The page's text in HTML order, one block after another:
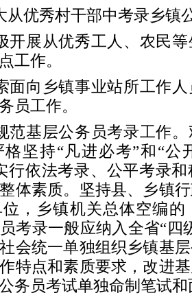
从优秀村干部中考录乡镇
开展从优秀工人、农民
工作。
面向乡镇事业站所工作
员工作。
范基层公务员考录工作
坚持“凡进必考”和“公
行依法考录、公平考录
体素质。坚持县、乡镇
，乡镇机关总体空编
考录一般应纳入全省“四
会统一单独组织乡镇基
特点和素质要求，改进
务员考试单独命制笔试